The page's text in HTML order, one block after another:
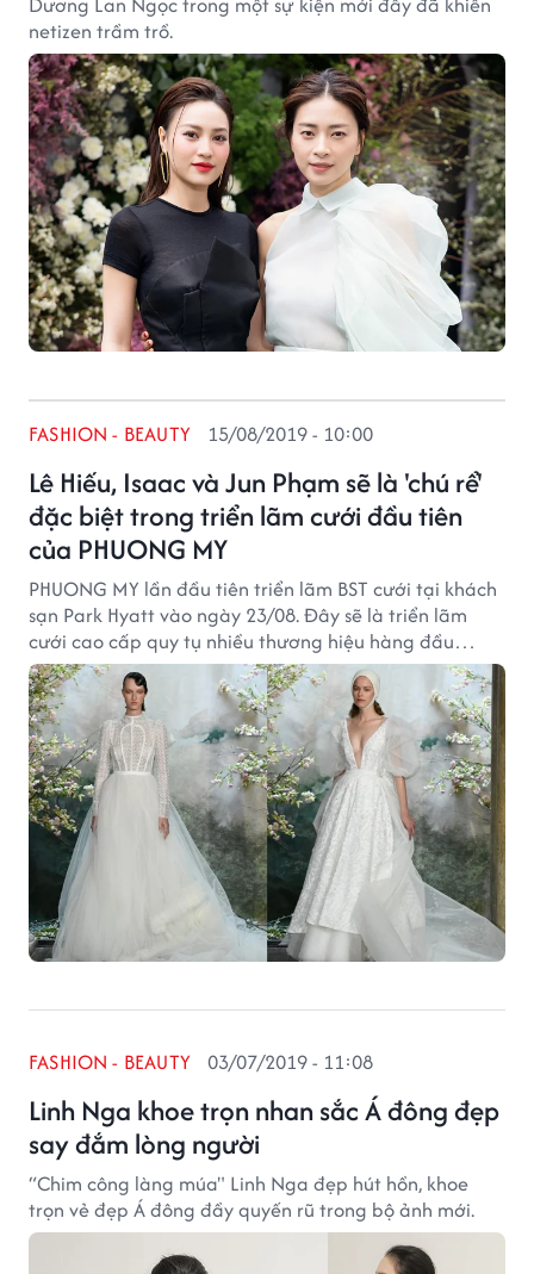
netizen trầm trồ.
Lê Hiếu, Isaac và Jun Phạm sẽ là 'chú rể'
đặc biệt trong triển lãm cưới đầu tiên
của PHUONG MY
FASHION - BEAUTY 15/08/2019 - 10:00
PHUONG MY lần đầu tiên triển lãm BST cưới tại khách
sạn Park Hyatt vào ngày 23/08. Đây sẽ là triển lãm
cưới cao cấp quy tụ nhiều thương hiệu hàng đầu
trong lĩnh vực cưới tại Việt Nam.
Linh Nga khoe trọn nhan sắc Á đông đẹp
say đắm lòng người
FASHION - BEAUTY 03/07/2019 - 11:08
“Chim công làng múa" Linh Nga đẹp hút hồn, khoe
trọn vẻ đẹp Á đông đầy quyến rũ trong bộ ảnh mới.